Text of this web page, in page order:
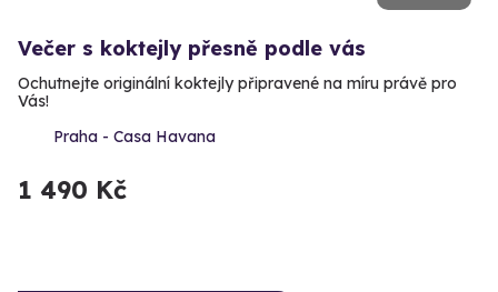
Večer s koktejly přesně podle vás
Ochutnejte originální koktejly připravené na míru právě pro
Vás!
Praha - Casa Havana
1 490 Kč